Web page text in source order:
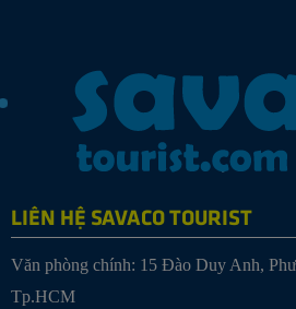
LIÊN HỆ SAVACO TOURIST
Văn phòng chính: 15 Đào Duy Anh,
Tp.HCM